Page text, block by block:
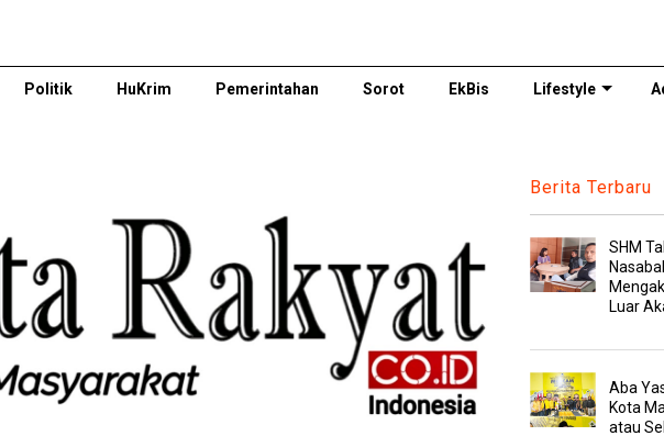
Politik HuKrim Pemerintahan Sorot EkBis Lifestyle
Berita Terbaru
SHM
Luar
Aba
Kota
atau